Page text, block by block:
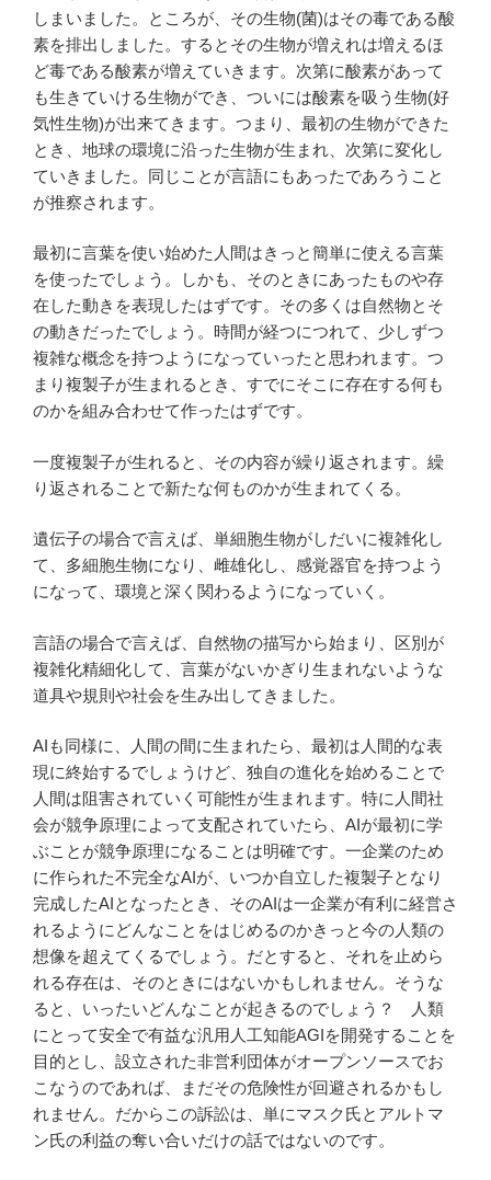
しまいました。ところが、その生物(菌)はその毒である酸
素を排出しました。するとその生物が増えれは増えるほ
ど毒である酸素が増えていきます。次第に酸素があって
も生きていける生物ができ、ついには酸素を吸う生物(好
気性生物)が出来てきます。つまり、最初の生物ができた
とき、地球の環境に沿った生物が生まれ、次第に変化し
ていきました。同じことが言語にもあったであろうこと
が推察されます。
最初に言葉を使い始めた人間はきっと簡単に使える言葉
を使ったでしょう。しかも、そのときにあったものや存
在した動きを表現したはずです。その多くは自然物とそ
の動きだったでしょう。時間が経つにつれて、少しずつ
複雑な概念を持つようになっていったと思われます。つ
まり複製子が生まれるとき、すでにそこに存在する何も
のかを組み合わせて作ったはずです。
一度複製子が生れると、その内容が繰り返されます。繰
り返されることで新たな何ものかが生まれてくる。
遺伝子の場合で言えば、単細胞生物がしだいに複雑化し
て、多細胞生物になり、雌雄化し、感覚器官を持つよう
になって、環境と深く関わるようになっていく。
言語の場合で言えば、自然物の描写から始まり、区別が
複雑化精細化して、言葉がないかぎり生まれないような
道具や規則や社会を生み出してきました。
AIも同様に、人間の間に生まれたら、最初は人間的な表
現に終始するでしょうけど、独自の進化を始めることで
人間は阻害されていく可能性が生まれます。特に人間社
会が競争原理によって支配されていたら、AIが最初に学
ぶことが競争原理になることは明確です。一企業のため
に作られた不完全なAIが、いつか自立した複製子となり
完成したAIとなったとき、そのAIは一企業が有利に経営さ
れるようにどんなことをはじめるのかきっと今の人類の
想像を超えてくるでしょう。だとすると、それを止めら
れる存在は、そのときにはないかもしれません。そうな
ると、いったいどんなことが起きるのでしょう？ 人類
にとって安全で有益な汎用人工知能AGIを開発することを
目的とし、設立された非営利団体がオープンソースでお
こなうのであれば、まだその危険性が回避されるかもし
れません。だからこの訴訟は、単にマスク氏とアルトマ
ン氏の利益の奪い合いだけの話ではないのです。